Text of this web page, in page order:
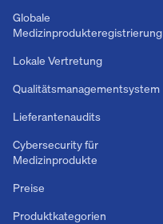
Globale
Medizinprodukteregistrierung
Lokale Vertretung
Qualitätsmanagementsystem
Lieferantenaudits
Cybersecurity für
Medizinprodukte
Preise
Produktkategorien